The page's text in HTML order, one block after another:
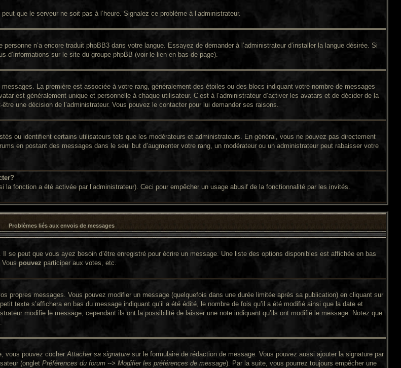
que le serveur ne soit pas à l’heure. Signalez ce problème à l’administrateur.
n’a encore traduit phpBB3 dans votre langue. Essayez de demander à l’administrateur d’installer la langue désirée. Si
d’informations sur le site du groupe phpBB (voir le lien en bas de page).
La première est associée à votre rang, généralement des étoiles ou des blocs indiquant votre nombre de messages
est généralement unique et personnelle à chaque utilisateur. C’est à l’administrateur d’activer les avatars et de décider de la
une décision de l’administrateur. Vous pouvez le contacter pour lui demander ses raisons.
ou identifient certains utilisateurs tels que les modérateurs et administrateurs. En général, vous ne pouvez pas directement
en postant des messages dans le seul but d’augmenter votre rang, un modérateur ou un administrateur peut rabaisser votre
fonction a été activée par l’administrateur). Ceci pour empêcher un usage abusif de la fonctionnalité par les invités.
Problèmes liés aux envois de messages
se peut que vous ayez besoin d’être enregistré pour écrire un message. Une liste des options disponibles est affichée en bas
pouvez participer aux votes, etc.
propres messages. Vous pouvez modifier un message (quelquefois dans une durée limitée après sa publication) en cliquant sur
texte s’affichera en bas du message indiquant qu’il a été édité, le nombre de fois qu’il a été modifié ainsi que la date et
modifie le message, cependant ils ont la possibilité de laisser une note indiquant qu’ils ont modifié le message. Notez que
vous pouvez cocherAttacher sa signature sur le formulaire de rédaction de message. Vous pouvez aussi ajouter la signature par
(onglet Préférences du forum --> Modifier les préférences de message). Par la suite, vous pourrez toujours empêcher une